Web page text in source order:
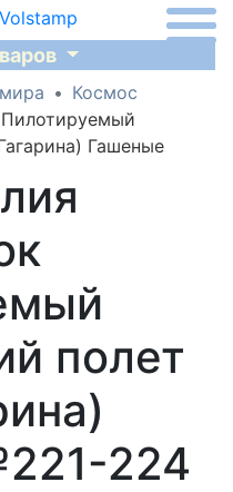
Космос
Гашеные
полет
224